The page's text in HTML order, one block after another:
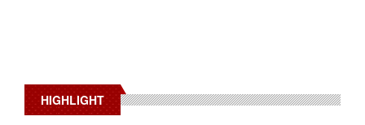
HIGHLIGHT